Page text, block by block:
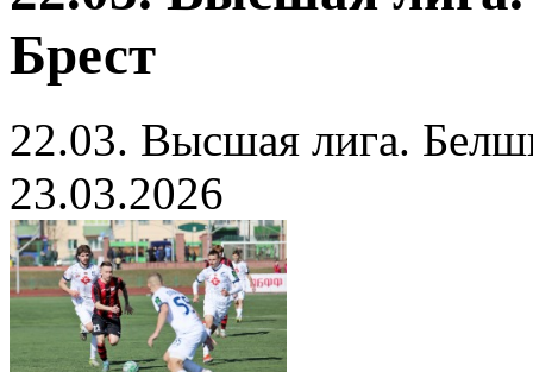
Брест
22.03. Высшая лига.
23.03.2026